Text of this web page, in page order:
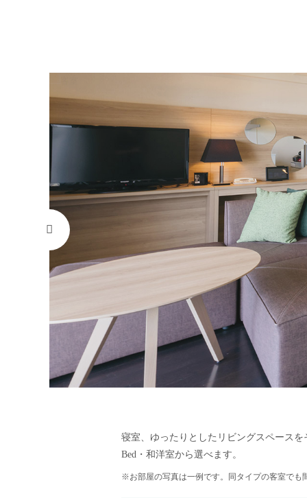
寝室、ゆったりとしたリビングスペースを
Bed・和洋室から選べます。
※お部屋の写真は一例です。同タイプの客室でも